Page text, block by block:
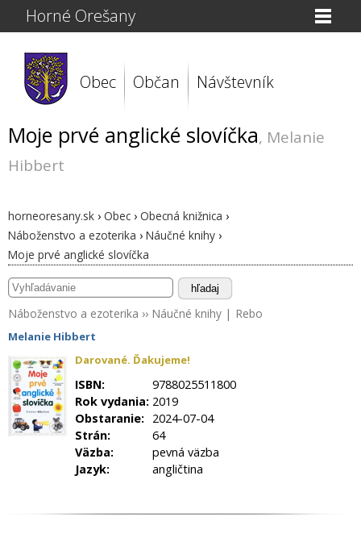
Horné Orešany
Obec Občan Návštevník
Moje prvé anglické slovíčka, Melanie
Hibbert
horneoresany.sk › Obec › Obecná knižnica ›
Náboženstvo a ezoterika › Náučné knihy ›
Moje prvé anglické slovíčka
hľadaj
Náboženstvo a ezoterika ›› Náučné knihy | Rebo
Melanie Hibbert
Darované. Ďakujeme!
ISBN:
9788025511800
Rok vydania: 2019
Obstaranie: 2024-07-04
Strán:
64
Väzba:
pevná väzba
Jazyk:
angličtina